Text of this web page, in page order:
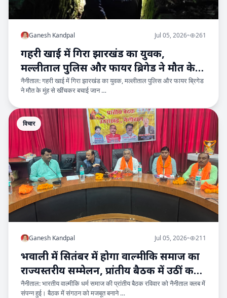
Ganesh Kandpal Jul 05, 2026• 261
गहरी खाई में गिरा झारखंड का युवक,
मल्लीताल पुलिस और फायर ब्रिगेड ने मौत के
मुंह से खींचकर बचाई जान
नैनीताल: गहरी खाई में गिरा झारखंड का युवक, मल्लीताल पुलिस और फायर ब्रिगेड
ने मौत के मुंह से खींचकर बचाई जान …
विचार
Ganesh Kandpal Jul 05, 2026• 211
भवाली में सितंबर में होगा वाल्मीकि समाज का
राज्यस्तरीय सम्मेलन, प्रांतीय बैठक में उठीं कई
मांगें
नैनीताल: भारतीय वाल्मीकि धर्म समाज की प्रांतीय बैठक रविवार को नैनीताल क्लब में
संपन्न हुई। बैठक में संगठन को मजबूत बनाने …